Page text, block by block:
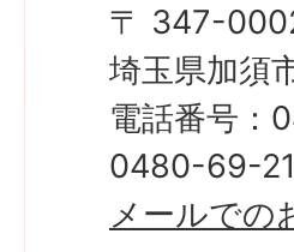
〒 347-
埼玉県加須
電話番号：
0480-69-
メールでの